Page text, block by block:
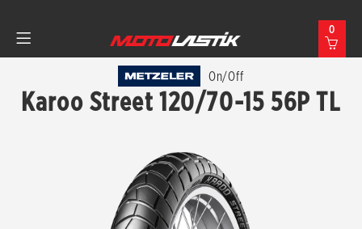
0
On/Off
Karoo Street 120/70-15 56P TL